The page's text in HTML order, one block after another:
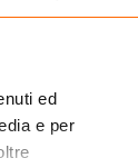
ed
e per